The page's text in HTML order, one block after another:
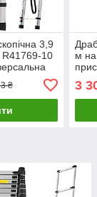
3,9
R41769-10
₴
м на
3